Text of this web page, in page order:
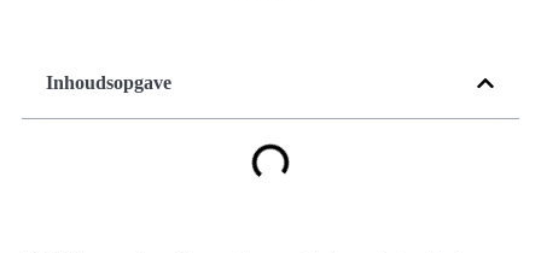
Inhoudsopgave